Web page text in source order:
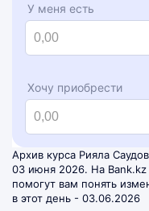
У меня есть
Хочу приобрести
Архив курса Рияла
03 июня 2026. На
помогут вам понять
в этот день - 03.06.2026